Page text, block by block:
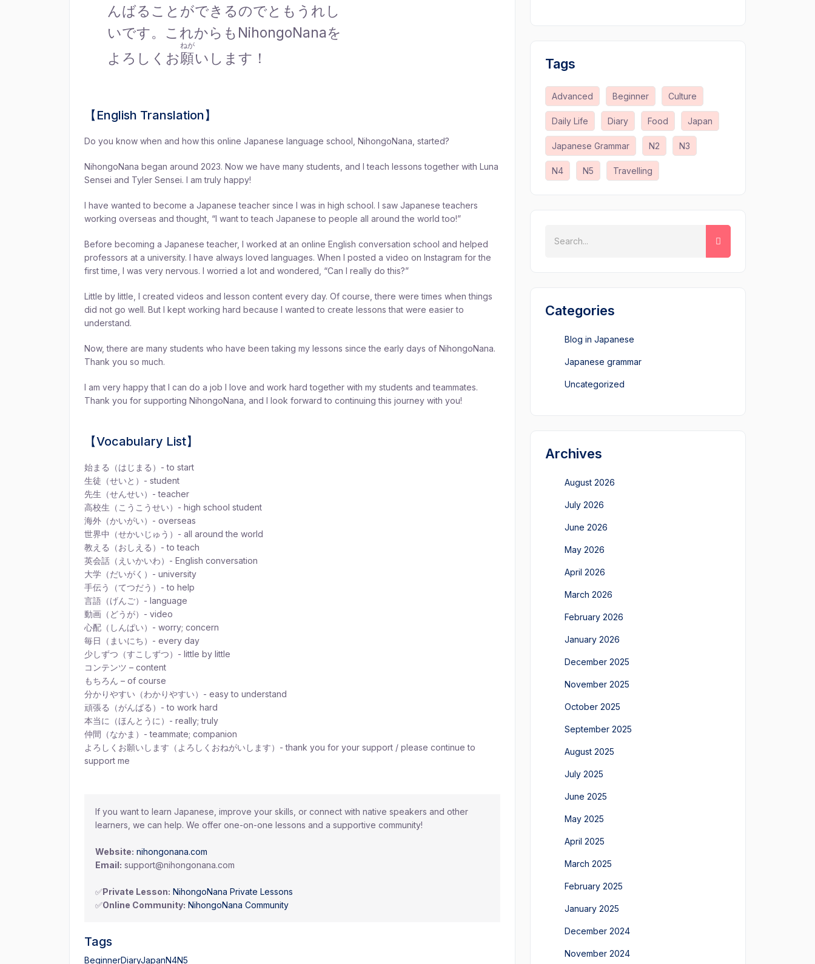
んばることができるのでともうれし
いです。これからもNihongoNanaを
よろしくお願
ねが
いします！
【English Translation】
Do you know when and how this online Japanese language school, NihongoNana, started?
NihongoNana began around 2023. Now we have many students, and I teach lessons together with Luna
Sensei and Tyler Sensei. I am truly happy!
I have wanted to become a Japanese teacher since I was in high school. I saw Japanese teachers
working overseas and thought, “I want to teach Japanese to people all around the world too!”
Before becoming a Japanese teacher, I worked at an online English conversation school and helped
professors at a university. I have always loved languages. When I posted a video on Instagram for the
first time, I was very nervous. I worried a lot and wondered, “Can I really do this?”
Little by little, I created videos and lesson content every day. Of course, there were times when things
did not go well. But I kept working hard because I wanted to create lessons that were easier to
understand.
Now, there are many students who have been taking my lessons since the early days of NihongoNana.
Thank you so much.
I am very happy that I can do a job I love and work hard together with my students and teammates.
Thank you for supporting NihongoNana, and I look forward to continuing this journey with you!
【Vocabulary List】
始まる（はじまる）- to start
生徒（せいと）- student
先生（せんせい）- teacher
高校生（こうこうせい）- high school student
海外（かいがい）- overseas
世界中（せかいじゅう）- all around the world
教える（おしえる）- to teach
英会話（えいかいわ）- English conversation
大学（だいがく）- university
手伝う（てつだう）- to help
言語（げんご）- language
動画（どうが）- video
心配（しんぱい）- worry; concern
毎日（まいにち）- every day
少しずつ（すこしずつ）- little by little
コンテンツ – content
もちろん – of course
分かりやすい（わかりやすい）- easy to understand
頑張る（がんばる）- to work hard
本当に（ほんとうに）- really; truly
仲間（なかま）- teammate; companion
よろしくお願いします（よろしくおねがいします）- thank you for your support / please continue to
support me
If you want to learn Japanese, improve your skills, or connect with native speakers and other
learners, we can help. We offer one-on-one lessons and a supportive community!
Website: nihongonana.com
Email: support@nihongonana.com
✅Private Lesson: NihongoNana Private Lessons
✅Online Community: NihongoNana Community
Tags
BeginnerDiaryJapanN4N5
Tags
Advanced Beginner Culture
Daily Life Diary Food Japan
Japanese Grammar N2 N3
N4 N5 Travelling
Categories
Blog in Japanese
Japanese grammar
Uncategorized
Archives
August 2026
July 2026
June 2026
May 2026
April 2026
March 2026
February 2026
January 2026
December 2025
November 2025
October 2025
September 2025
August 2025
July 2025
June 2025
May 2025
April 2025
March 2025
February 2025
January 2025
December 2024
November 2024